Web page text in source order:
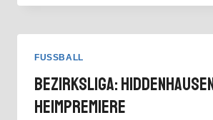
MIT
IM
FUSSBALL
Bezirksliga:
Heimpremiere